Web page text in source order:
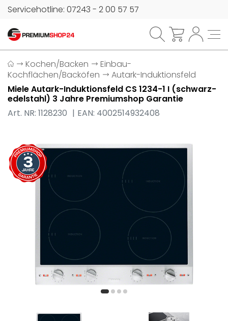
Servicehotline: 07243 - 2 00 57 57
Kochen/Backen
Einbau-
Kochflächen/Backöfen
Autark-Induktionsfeld
Miele Autark-Induktionsfeld CS 1234-1 I (schwarz-
edelstahl) 3 Jahre Premiumshop Garantie
Art. NR: 1128230
EAN: 4002514932408